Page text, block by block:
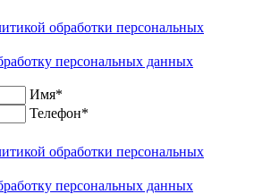
обработки персональных
персональных данных
Имя*
Телефон*
обработки персональных
персональных данных